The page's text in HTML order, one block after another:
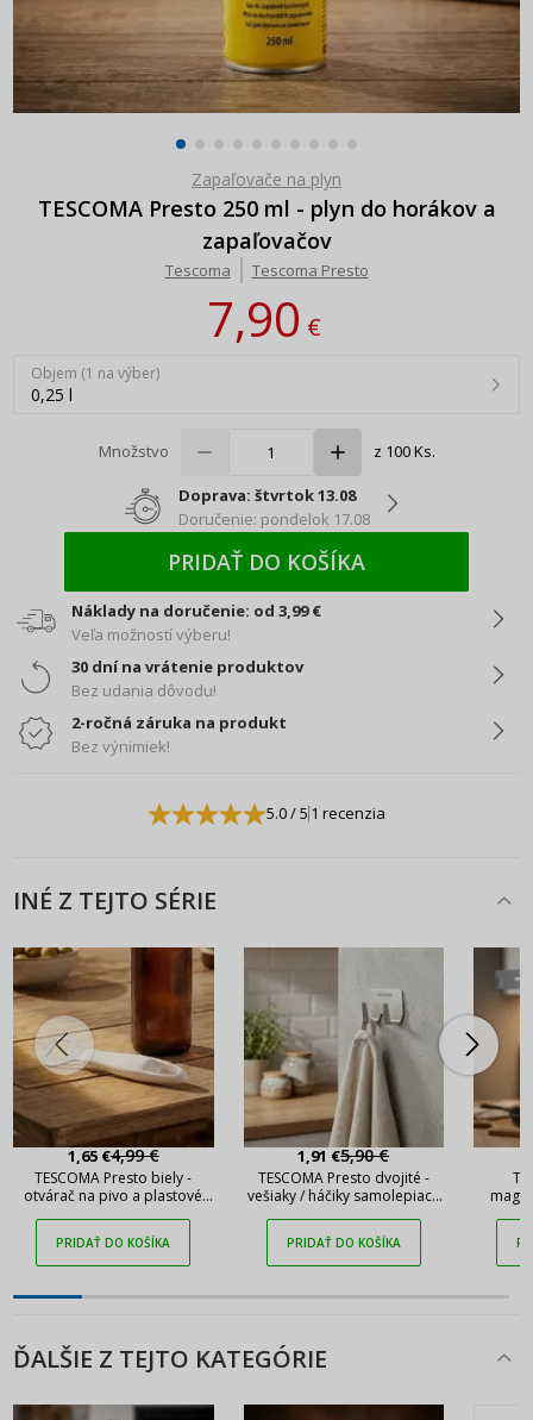
Zapaľovače na plyn
TESCOMA Presto 250 ml - plyn do horákov a
zapaľovačov
Tescoma Tescoma Presto
7,90€
Objem (1 na výber)
0,25 l
Množstvo z 100 Ks.
Doprava: štvrtok 13.08
Doručenie: pondelok 17.08
PRIDAŤ DO KOŠÍKA
Náklady na doručenie: od 3,99 €
Veľa možností výberu!
30 dní na vrátenie produktov
Bez udania dôvodu!
2-ročná záruka na produkt
Bez výnimiek!
5.0/ 5 1 recenzia
INÉ Z TEJTO SÉRIE
1,65 €4,99 €
TESCOMA Presto biely -
otvárač na pivo a plastové
PRIDAŤ DO KOŠÍKA
1,91 €5,90 €
TESCOMA Presto dvojité -
vešiaky / háčiky samolepiace
PRIDAŤ DO KOŠÍKA
ĎALŠIE Z TEJTO KATEGÓRIE